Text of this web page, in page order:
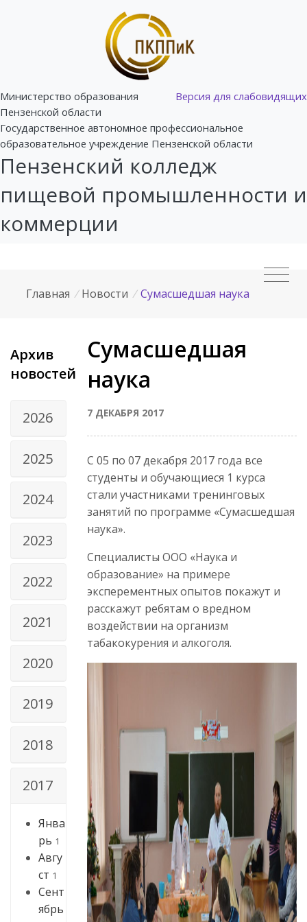
Версия для слабовидящих
Министерство образования
Пензенской области
Государственное автономное профессиональное
образовательное учреждение Пензенской области
Пензенский колледж
пищевой промышленности и
коммерции
Главная / Новости / Сумасшедшая наука
Архив
новостей
2026
2025
2024
2023
2022
2021
2020
2019
2018
2017
Янва
рь 1
Авгу
ст 1
Сент
ябрь
Сумасшедшая
наука
7 ДЕКАБРЯ 2017
С 05 по 07 декабря 2017 года все
студенты и обучающиеся 1 курса
стали участниками тренинговых
занятий по программе «Сумасшедшая
наука».
Специалисты ООО «Наука и
образование» на примере
эксперементных опытов покажут и
расскажут ребятам о вредном
воздействии на организм
табакокурения и алкоголя.